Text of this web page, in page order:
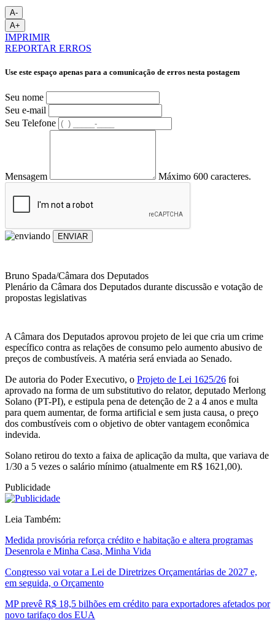
A-
A+
IMPRIMIR
REPORTAR ERROS
Use este espaço apenas para a comunicação de erros nesta postagem
Seu nome
Seu e-mail
Seu Telefone
Mensagem Máximo 600 caracteres.
ENVIAR
Bruno Spada/Câmara dos Deputados
Plenário da Câmara dos Deputados durante discussão e votação de
propostas legislativas
A Câmara dos Deputados aprovou projeto de lei que cria um crime
específico contra as relações de consumo pelo aumento abusivo de
preços de combustíveis. A matéria será enviada ao Senado.
De autoria do Poder Executivo, o Projeto de Lei 1625/26 foi
aprovado na forma de um substitutivo do relator, deputado Merlong
Solano (PT-PI), e estipula pena de detenção de 2 a 4 anos e multa
para quem aumentar, de forma artificial e sem justa causa, o preço
dos combustíveis com o objetivo de obter vantagem econômica
indevida.
Solano retirou do texto a faixa de aplicação da multa, que variava de
1/30 a 5 vezes o salário mínimo (atualmente em R$ 1621,00).
Publicidade
Leia Também:
Medida provisória reforça crédito e habitação e altera programas
Desenrola e Minha Casa, Minha Vida
Congresso vai votar a Lei de Diretrizes Orçamentárias de 2027 e,
em seguida, o Orçamento
MP prevê R$ 18,5 bilhões em crédito para exportadores afetados por
novo tarifaço dos EUA